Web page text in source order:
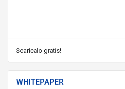
Scaricalo gratis!
WHITEPAPER